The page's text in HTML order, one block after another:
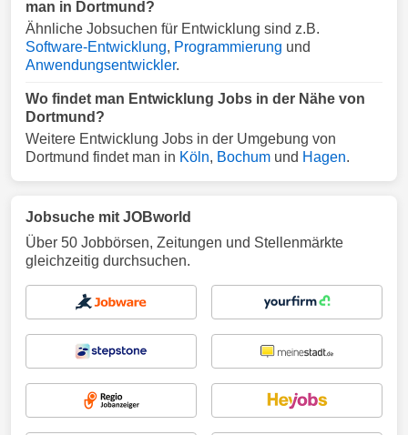
man in Dortmund?
Ähnliche Jobsuchen für Entwicklung sind z.B.
Software-Entwicklung, Programmierung und
Anwendungsentwickler.
Wo findet man Entwicklung Jobs in der Nähe von
Dortmund?
Weitere Entwicklung Jobs in der Umgebung von
Dortmund findet man in Köln, Bochum und Hagen.
Jobsuche mit JOBworld
Über 50 Jobbörsen, Zeitungen und Stellenmärkte
gleichzeitig durchsuchen.